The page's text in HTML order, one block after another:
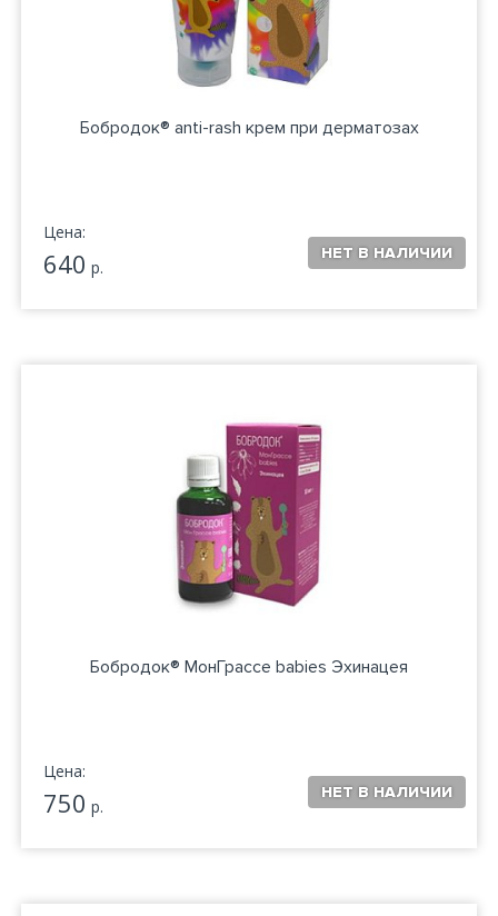
Бобродок® anti-rash крем при дерматозах
Цена:
640 р.
Бобродок® МонГрассе babies Эхинацея
Цена:
750 р.